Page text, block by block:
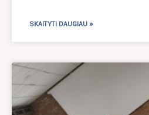
SKAITYTI DAUGIAU »